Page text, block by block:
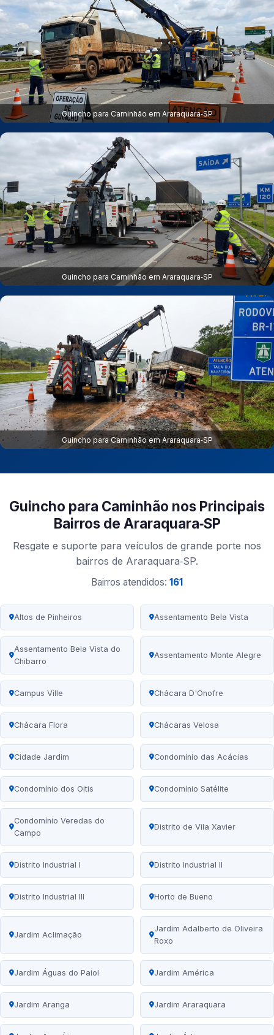
Guincho para Caminhão em Araraquara‑SP
Guincho para Caminhão em Araraquara‑SP
Guincho para Caminhão em Araraquara‑SP
Guincho para Caminhão nos Principais
Bairros de Araraquara‑SP
Resgate e suporte para veículos de grande porte nos
bairros de Araraquara‑SP.
Bairros atendidos: 161
Altos de Pinheiros Assentamento Bela Vista
Assentamento Bela Vista do
Chibarro
Assentamento Monte Alegre
Campus Ville Chácara D'Onofre
Chácara Flora Chácaras Velosa
Cidade Jardim Condomínio das Acácias
Condomínio dos Oitis Condomínio Satélite
Condomínio Veredas do
Campo
Distrito de Vila Xavier
Distrito Industrial I Distrito Industrial II
Distrito Industrial III Horto de Bueno
Jardim Aclimação
Jardim Adalberto de Oliveira
Roxo
Jardim Águas do Paiol Jardim América
Jardim Aranga Jardim Araraquara